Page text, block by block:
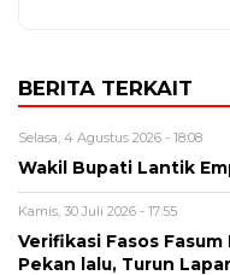
BERITA TERKAIT
Selasa, 4 Agustus 2026 - 18:08
Wakil Bupati Lantik
Kamis, 30 Juli 2026 - 17:55
Verifikasi Fasos Fasum
Pekan lalu, Turun